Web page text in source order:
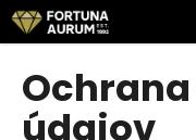
Prejsť
na
obsah
údajov
K
o
Č